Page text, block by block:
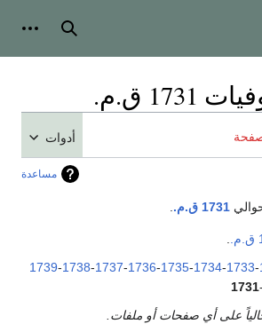
بحث
1731 ق.م.
أدوات
مساعدة
1731 ق.م.
1739-1738-1737-1736-1735-1734-1733-
1731-
على أي صفحات أو ملفات.